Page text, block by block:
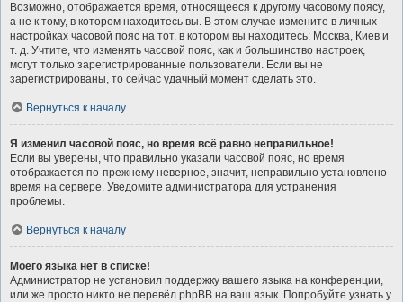
Возможно, отображается время, относящееся к другому часовому поясу,
а не к тому, в котором находитесь вы. В этом случае измените в личных
настройках часовой пояс на тот, в котором вы находитесь: Москва, Киев и
т. д. Учтите, что изменять часовой пояс, как и большинство настроек,
могут только зарегистрированные пользователи. Если вы не
зарегистрированы, то сейчас удачный момент сделать это.
Вернуться к началу
Я изменил часовой пояс, но время всё равно неправильное!
Если вы уверены, что правильно указали часовой пояс, но время
отображается по-прежнему неверное, значит, неправильно установлено
время на сервере. Уведомите администратора для устранения
проблемы.
Вернуться к началу
Моего языка нет в списке!
Администратор не установил поддержку вашего языка на конференции,
или же просто никто не перевёл phpBB на ваш язык. Попробуйте узнать у